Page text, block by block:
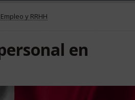
y RRHH
en